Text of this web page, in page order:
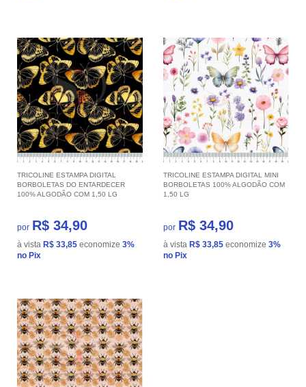
TRICOLINE ESTAMPA DIGITAL
BORBOLETAS DO ENTARDECER
100% ALGODÃO COM 1,50 LG
por R$ 34,90
à vista R$ 33,85 economize 3%
no Pix
TRICOLINE ESTAMPA DIGITAL MINI
BORBOLETAS 100% ALGODÃO COM
1,50 LG
por R$ 34,90
à vista R$ 33,85 economize 3%
no Pix